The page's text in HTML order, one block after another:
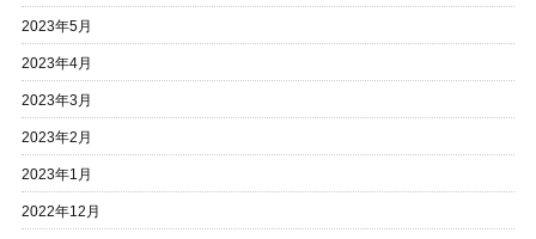
2023年5月
2023年4月
2023年3月
2023年2月
2023年1月
2022年12月